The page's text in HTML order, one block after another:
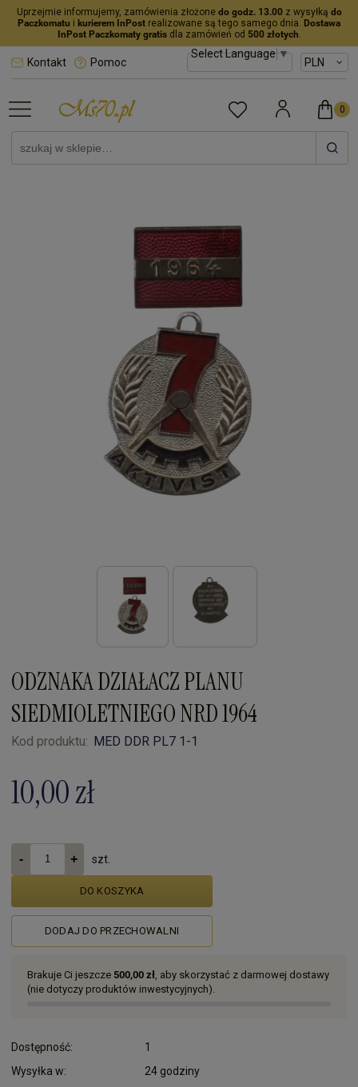
Uprzejmie informujemy, zamówienia złożone do godz. 13.00z wysyłką do
Paczkomatu i kurierem InPost realizowane są tego samego dnia. Dostawa
InPost Paczkomaty gratisdla zamówień od 500 złotych.
Select Language▼
Kontakt Pomoc
ODZNAKA DZIAŁACZ PLANU
SIEDMIOLETNIEGO NRD 1964
Kod produktu: MED DDR PL7 1-1
10,00 zł
szt.
DO KOSZYKA
DODAJ DO PRZECHOWALNI
Brakuje Ci jeszcze 500,00 zł , aby skorzystać z darmowej dostawy
(nie dotyczy produktów inwestycyjnych).
Dostępność:
1
Wysyłka w:
24 godziny